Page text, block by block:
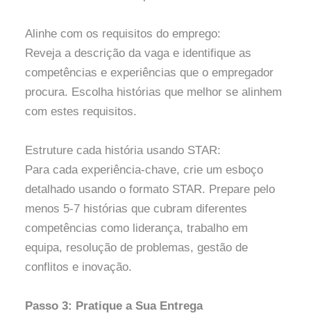
Alinhe com os requisitos do emprego:
Reveja a descrição da vaga e identifique as
competências e experiências que o empregador
procura. Escolha histórias que melhor se alinhem
com estes requisitos.
Estruture cada história usando STAR:
Para cada experiência-chave, crie um esboço
detalhado usando o formato STAR. Prepare pelo
menos 5-7 histórias que cubram diferentes
competências como liderança, trabalho em
equipa, resolução de problemas, gestão de
conflitos e inovação.
Passo 3: Pratique a Sua Entrega